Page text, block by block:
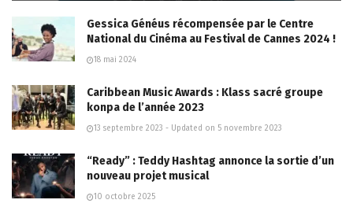
Gessica Généus récompensée par le Centre
National du Cinéma au Festival de Cannes 2024 !
18 mai 2024
Caribbean Music Awards : Klass sacré groupe
konpa de l’année 2023
13 septembre 2023 - Updated on 5 novembre 2023
“Ready” : Teddy Hashtag annonce la sortie d’un
nouveau projet musical
10 octobre 2025